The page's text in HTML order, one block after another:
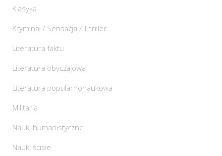
Klasyka
Kryminał / Sensacja / Thriller
Literatura faktu
Literatura obyczajowa
Literatura popularnonaukowa
Militaria
Nauki humanistyczne
Nauki ścisłe